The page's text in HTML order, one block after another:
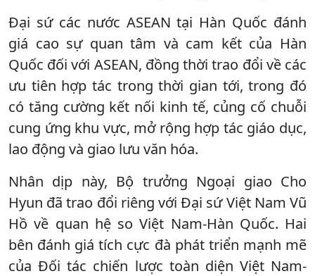
Đại sứ các nước ASEAN tại Hàn Quốc đánh
giá cao sự quan tâm và cam kết của Hàn
Quốc đối với ASEAN, đồng thời trao đổi về các
ưu tiên hợp tác trong thời gian tới, trong đó
có tăng cường kết nối kinh tế, củng cố chuỗi
cung ứng khu vực, mở rộng hợp tác giáo dục,
lao động và giao lưu văn hóa.
Nhân dịp này, Bộ trưởng Ngoại giao Cho
Hyun đã trao đổi riêng với Đại sứ Việt Nam Vũ
Hồ về quan hệ so Việt Nam-Hàn Quốc. Hai
bên đánh giá tích cực đà phát triển mạnh mẽ
của Đối tác chiến lược toàn diện Việt Nam-